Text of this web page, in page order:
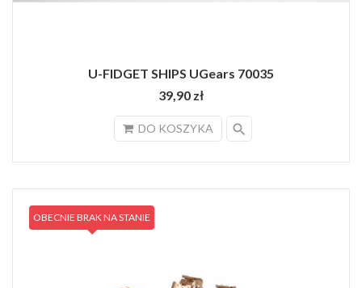
U-FIDGET SHIPS UGears 70035
39,90 zł
DO KOSZYKA search
OBECNIE BRAK NA STANIE